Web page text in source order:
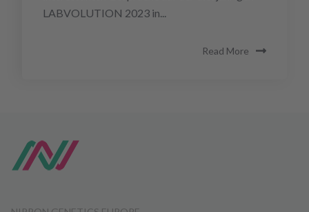
LABVOLUTION 2023 in...
Read More